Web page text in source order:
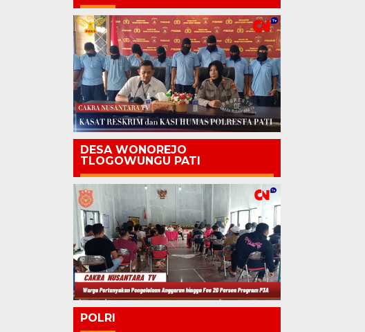
DESA WONOREJO
TLOGOWUNGU PATI
POLRI